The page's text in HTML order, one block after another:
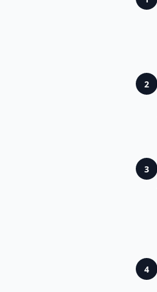
2
3
4